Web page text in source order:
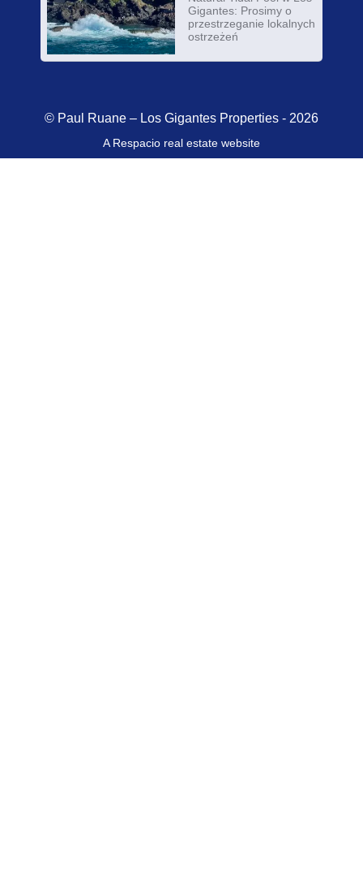
Gigantes: Prosimy o
przestrzeganie lokalnych
ostrzeżeń
© Paul Ruane – Los Gigantes Properties - 2026
A Respacio real estate website